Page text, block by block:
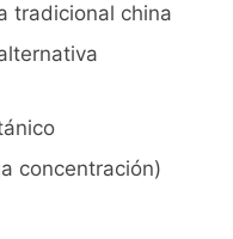
tradicional china
concentración)